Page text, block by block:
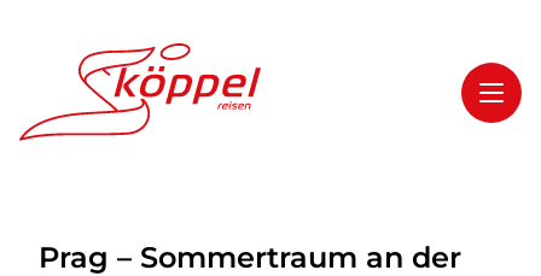
Highlights
Prag – Sommertraum an der